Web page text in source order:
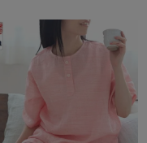
上着
ボーイズ
ズボ